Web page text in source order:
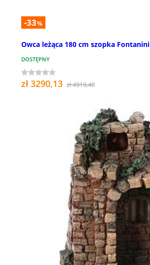
-33%
Owca leżąca 180 cm szopka Fontanini
DOSTĘPNY
zł 3290,13 zł 4919,40